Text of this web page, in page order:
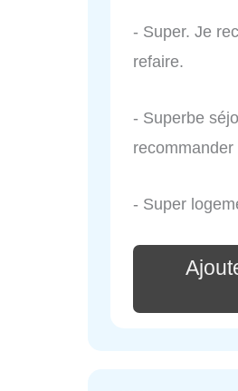
- Super. Je
refaire.
- Superbe
recommander
- Super